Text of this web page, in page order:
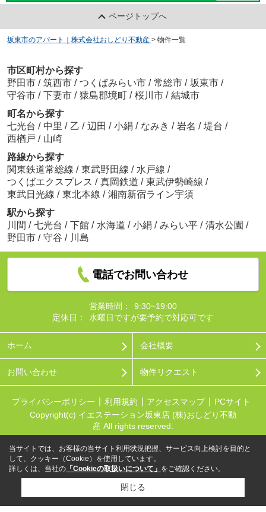
ページトップへ
坂東市のアパート｜株式会社おしどり不動産 > 物件一覧
市区町村から探す
野田市 / 筑西市 / つくばみらい市 / 常総市 / 坂東市 /
守谷市 / 下妻市 / 猿島郡境町 / 桜川市 / 結城市
町名から探す
七光台 / 中里 / 乙 / 辺田 / 小絹 / なみき / 岩名 / 堤台 /
西楢戸 / 山崎
路線から探す
関東鉄道常総線 / 東武野田線 / 水戸線 /
つくばエクスプレス / 真岡鉄道 / 東武伊勢崎線 /
東武日光線 / 東北本線 / 湘南新宿ライン宇須
駅から探す
川間 / 七光台 / 下館 / 水海道 / 小絹 / みらい平 / 清水公園 /
野田市 / 守谷 / 川島
電話でお問い合わせ
営業時間：
9:30~19:00
定休日：
水曜日ですが要予約で対応可です
ホーム 会社概要
お問い合わせ 物件リクエスト
プライバシーポリシー 利用規約 アクセスマップ
PCサイト
Copyright(c) イエステーション坂東店 (株)おしどり不動
産 All rights reserved.
当サイトでは、お客様の当サイト利用状況把握、サービス向上検討を目的と
して、クッキー（Cookie）を使用しています。
詳しくは、当社の 「Cookieの取扱いについて」 をご確認ください。
閉じる